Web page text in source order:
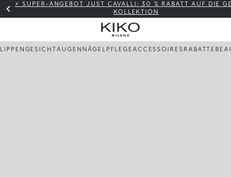
⚡ SUPER-ANGEBOT JUST CAVALLI: 30 % RABATT AUF DIE
KOLLEKTION
LIPPEN GESICHTAUGEN NÄGEL PFLEGE ACCESSOIRES RABATTE